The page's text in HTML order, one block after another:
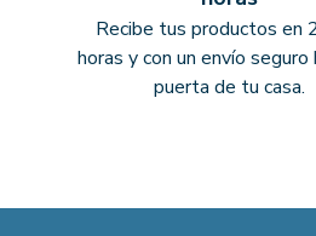
Recibe tus productos en
horas y con un envío
puerta de tu casa.